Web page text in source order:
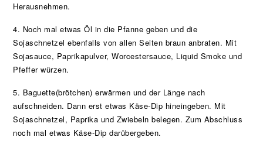
Herausnehmen.
4. Noch mal etwas Öl in die Pfanne geben und die
Sojaschnetzel ebenfalls von allen Seiten braun anbraten. Mit
Sojasauce, Paprikapulver, Worcestersauce, Liquid Smoke und
Pfeffer würzen.
5. Baguette(brötchen) erwärmen und der Länge nach
aufschneiden. Dann erst etwas Käse-Dip hineingeben. Mit
Sojaschnetzel, Paprika und Zwiebeln belegen. Zum Abschluss
noch mal etwas Käse-Dip darübergeben.